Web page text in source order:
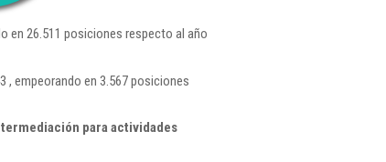
en 26.511 posiciones respecto al año
, empeorando en 3.567 posiciones
para actividades